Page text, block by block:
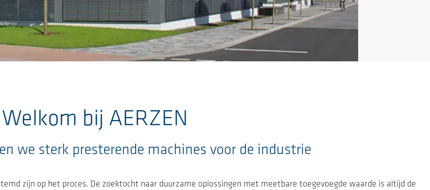
Welkom bij AERZEN
we sterk presterende machines voor de industrie
zijn op het proces. De zoektocht naar duurzame oplossingen met meetbare toegevoegde waarde is altijd de